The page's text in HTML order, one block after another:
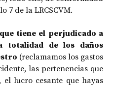
7 de la LRCSCVM.
tiene el perjudicado a
totalidad de los daños
(reclamamos los gastos
las pertenencias que
lucro cesante que hayas